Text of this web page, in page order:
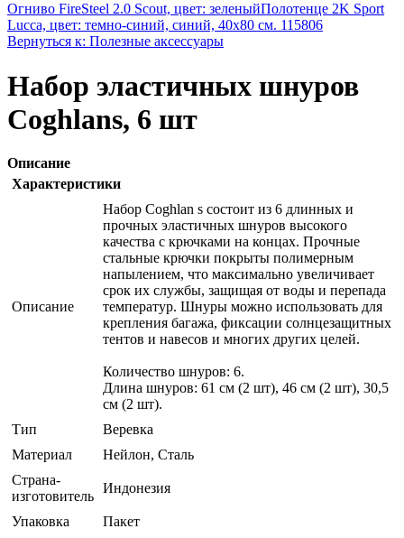
Огниво FireSteel 2.0 Scout, цвет: зеленыйПолотенце 2K Sport
Lucca, цвет: темно-синий, синий, 40х80 см. 115806
Вернуться к: Полезные аксессуары
Набор эластичных шнуров
Coghlans, 6 шт
Описание
Характеристики
Описание
Набор Coghlan s состоит из 6 длинных и
прочных эластичных шнуров высокого
качества с крючками на концах. Прочные
стальные крючки покрыты полимерным
напылением, что максимально увеличивает
срок их службы, защищая от воды и перепада
температур. Шнуры можно использовать для
крепления багажа, фиксации солнцезащитных
тентов и навесов и многих других целей.
Количество шнуров: 6.
Длина шнуров: 61 см (2 шт), 46 см (2 шт), 30,5
см (2 шт).
Тип
Веревка
Материал
Нейлон, Сталь
Страна-
изготовитель
Индонезия
Упаковка
Пакет